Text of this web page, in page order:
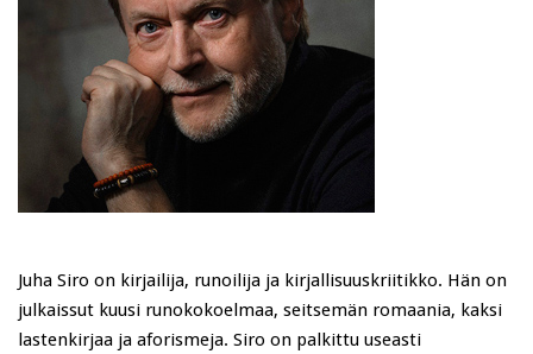
Juha Siro on kirjailija, runoilija ja kirjallisuuskriitikko. Hän on
julkaissut kuusi runokokoelmaa, seitsemän romaania, kaksi
lastenkirjaa ja aforismeja. Siro on palkittu useasti